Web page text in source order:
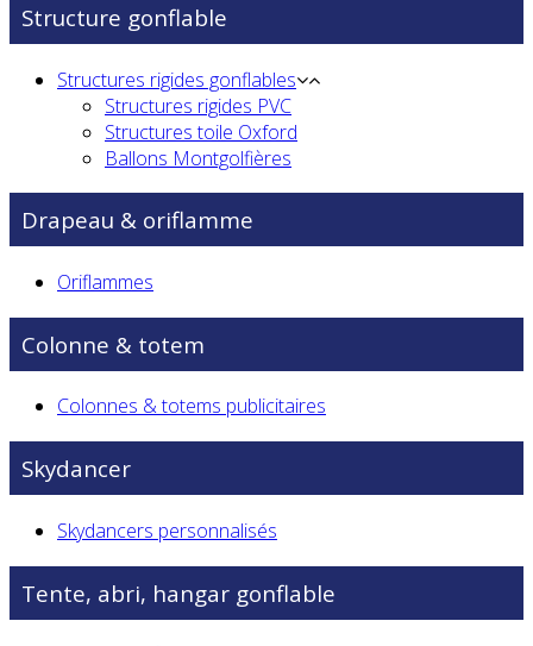
Structure gonflable
Structures rigides gonflables
Structures rigides PVC
Structures toile Oxford
Ballons Montgolfières
Drapeau & oriflamme
Oriflammes
Colonne & totem
Colonnes & totems publicitaires
Skydancer
Skydancers personnalisés
Tente, abri, hangar gonflable